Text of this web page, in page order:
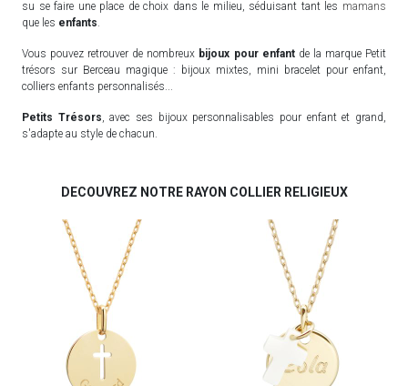
su se faire une place de choix dans le milieu, séduisant tant les mamans
que les enfants
Vous pouvez retrouver de nombreux bijoux pour enfantde la marque Petit
trésors sur Berceau magique : bijoux mixtes, mini bracelet pour enfant,
colliers enfants personnalisés...
Petits Trésors , avec ses bijoux personnalisables pour enfant et grand,
s'adapte au style de chacun.
DECOUVREZ NOTRE RAYON COLLIER RELIGIEUX